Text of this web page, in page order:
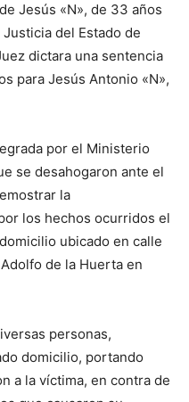
Jesús «N», de 33 años
del Estado de
dictara una sentencia
para Jesús Antonio «N»,
por el Ministerio
se desahogaron ante el
la
los hechos ocurridos el
ubicado en calle
de la Huerta en
personas,
domicilio, portando
a la víctima, en contra de